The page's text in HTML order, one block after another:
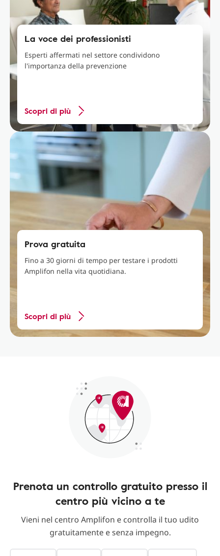
La voce dei professionisti
Esperti affermati nel settore condividono
l'importanza della prevenzione
Scopri di più
Prova gratuita
Fino a 30 giorni di tempo per testare i prodotti
Amplifon nella vita quotidiana.
Scopri di più
Prenota un controllo gratuito presso il
centro più vicino a te
Vieni nel centro Amplifon e controlla il tuo udito
gratuitamente e senza impegno.